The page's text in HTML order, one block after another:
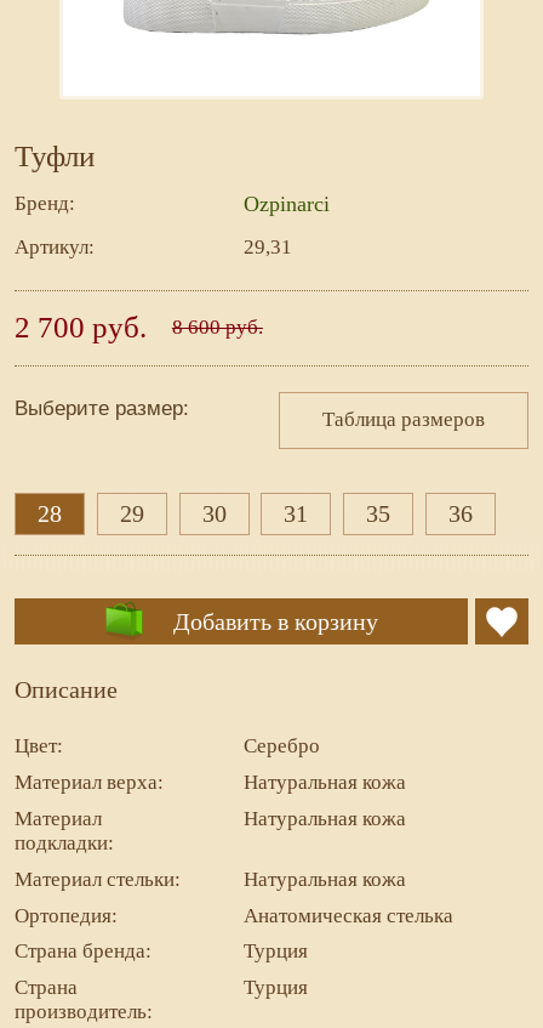
Туфли
Бренд: Ozpinarci
Артикул: 29,31
2 700 руб. 8 600 руб.
Выберите размер:
Таблица размеров
28 29 30 31 35 36
Добавить в корзину
Описание
Цвет:
Серебро
Материал верха:
Натуральная кожа
Материал
подкладки:
Натуральная кожа
Материал стельки:
Натуральная кожа
Ортопедия:
Анатомическая стелька
Страна бренда:
Турция
Страна
производитель:
Турция